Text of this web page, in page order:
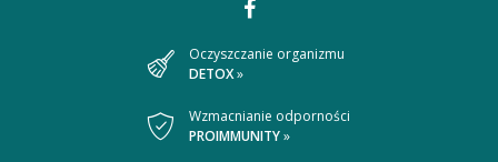
Dołącz
nas
Oczyszczanie organizmu
DETOX»
Wzmacnianie odporności
PROIMMUNITY»